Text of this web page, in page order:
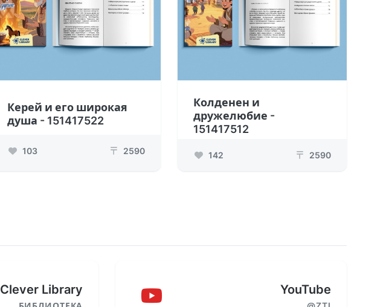
Керей и его широкая
душа - 151417522
103 ₸ 2590
Колденен и
дружелюбие -
151417512
142 ₸ 2590
Clever Library YouTube